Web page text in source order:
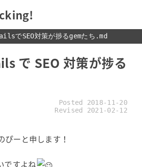
でSEO対策が捗るgemたち.md
で SEO 対策が捗る
Posted 2018-11-20
Revised 2021-02-12
ぴーと申します！
ですよね